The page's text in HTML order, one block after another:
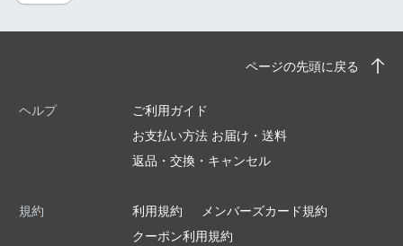
ページの先頭に戻る
ヘルプ
ご利用ガイド
お支払い方法 お届け・送料
返品・交換・キャンセル
規約 利用規約
メンバーズカード規約
クーポン利用規約